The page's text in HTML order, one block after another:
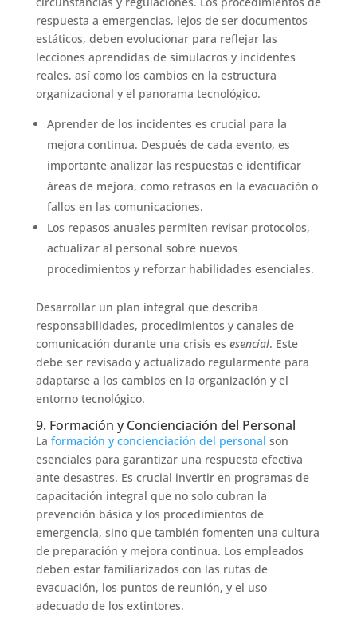
respuesta a emergencias, lejos de ser documentos
estáticos, deben evolucionar para reflejar las
lecciones aprendidas de simulacros y incidentes
reales, así como los cambios en la estructura
organizacional y el panorama tecnológico.
Aprender de los incidentes es crucial para la
mejora continua. Después de cada evento, es
importante analizar las respuestas e identificar
áreas de mejora, como retrasos en la evacuación o
fallos en las comunicaciones.
Los repasos anuales permiten revisar protocolos,
actualizar al personal sobre nuevos
procedimientos y reforzar habilidades esenciales.
Desarrollar un plan integral que describa
responsabilidades, procedimientos y canales de
comunicación durante una crisis es esencial. Este
debe ser revisado y actualizado regularmente para
adaptarse a los cambios en la organización y el
entorno tecnológico.
9. Formación y Concienciación del Personal
La formación y concienciación del personal son
esenciales para garantizar una respuesta efectiva
ante desastres. Es crucial invertir en programas de
capacitación integral que no solo cubran la
prevención básica y los procedimientos de
emergencia, sino que también fomenten una cultura
de preparación y mejora continua. Los empleados
deben estar familiarizados con las rutas de
evacuación, los puntos de reunión, y el uso
adecuado de los extintores.